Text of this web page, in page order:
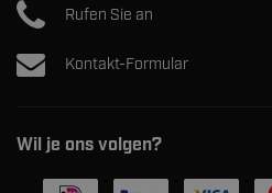
Rufen Sie an
Kontakt-Formular
Wil je ons volgen?